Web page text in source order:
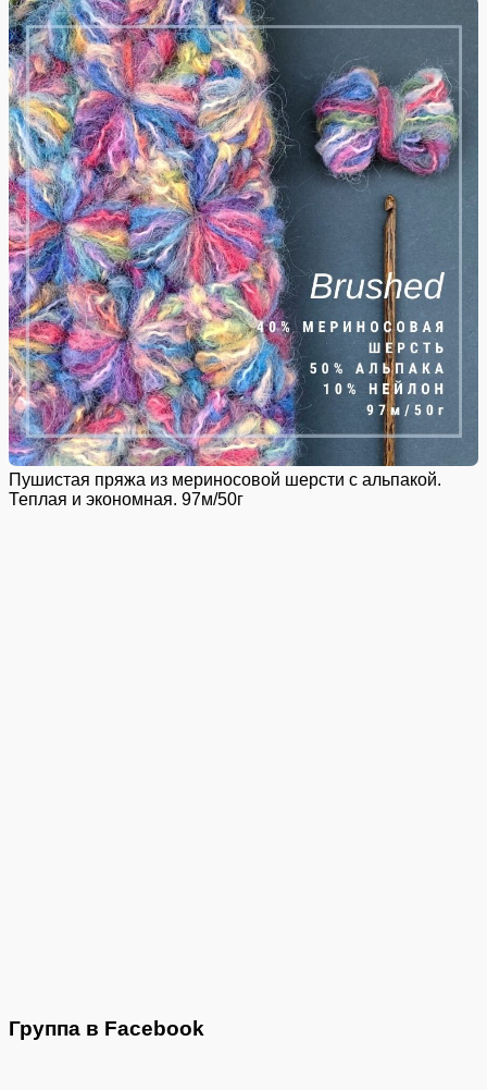
Пушистая пряжа из мериносовой шерсти с альпакой.
Теплая и экономная. 97м/50г
Группа в Facebook